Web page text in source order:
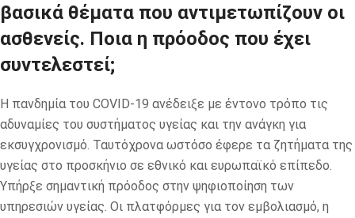
βασικά θέματα που αντιμετωπίζουν οι
ασθενείς. Ποια η πρόοδος που έχει
συντελεστεί;
Η πανδημία του COVID-19 ανέδειξε με έντονο τρόπο τις
αδυναμίες του συστήματος υγείας και την ανάγκη για
εκσυγχρονισμό. Ταυτόχρονα ωστόσο έφερε τα ζητήματα της
υγείας στο προσκήνιο σε εθνικό και ευρωπαϊκό επίπεδο.
Υπήρξε σημαντική πρόοδος στην ψηφιοποίηση των
υπηρεσιών υγείας. Οι πλατφόρμες για τον εμβολιασμό, η